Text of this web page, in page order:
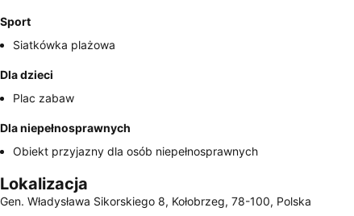
Sport
Siatkówka plażowa
Dla dzieci
Plac zabaw
Dla niepełnosprawnych
Obiekt przyjazny dla osób niepełnosprawnych
Lokalizacja
Gen. Władysława Sikorskiego 8, Kołobrzeg, 78-100, Polska